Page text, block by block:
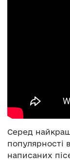
Серед
популярності
написаних